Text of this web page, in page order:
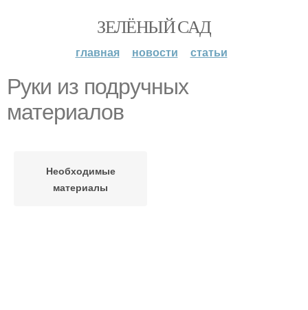
ЗЕЛЁНЫЙ САД
главная новости статьи
Руки из подручных
материалов
Необходимые
материалы